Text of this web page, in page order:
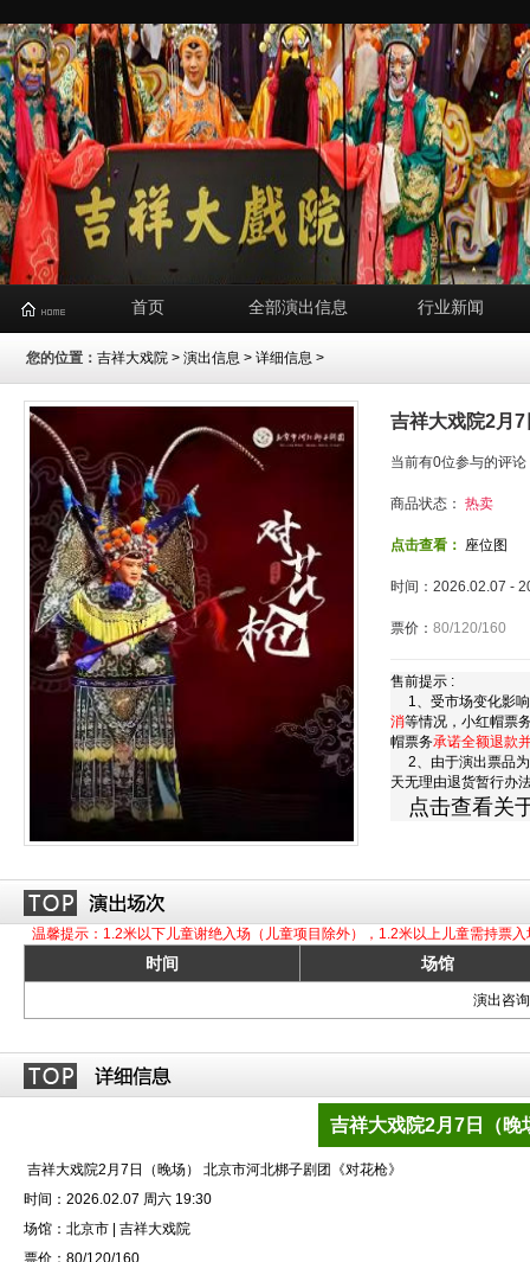
首页 全部演出信息 行业新闻
您的位置： 吉祥大戏院 > 演出信息 > 详细信息 >
吉祥大戏院2月
当前有0位参与的评论
商品状态： 热卖
点击查看： 座位图
时间：2026.02.07 -
票价： 80/120/160
售前提示 :
1、受市场变化影响
消等情况，小红帽票
帽票务承诺全额退款
2、由于演出票品为
天无理由退货暂行办
点击查看关
温馨提示：1.2米以下儿童谢绝入场（儿童项目除外），1.2米以上儿童需持票入
时间 场馆
演出咨
吉祥大戏院2月7日（晚
吉祥大戏院2月7日（晚场） 北京市河北梆子剧团《对花枪》
时间：2026.02.07 周六 19:30
场馆：北京市 | 吉祥大戏院
票价：80/120/160